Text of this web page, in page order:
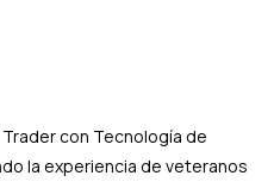
con Tecnología de
la experiencia de veteranos